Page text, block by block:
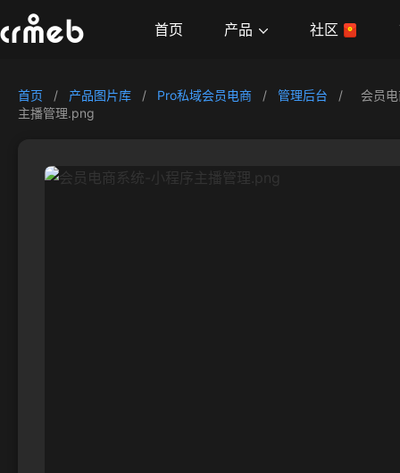
首页 产品 社区
首页 / 产品图片库 / Pro私域会员电商 / 管理后台 /
会员
主播管理.png